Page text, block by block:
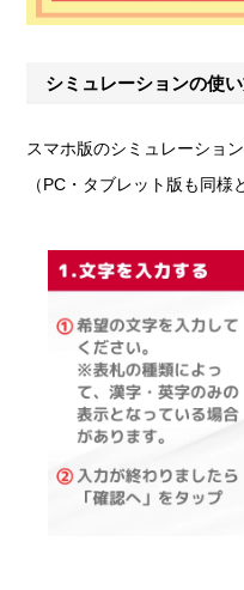
シミュレーションの使
スマホ版のシミュレーショ
（PC・タブレット版も同様